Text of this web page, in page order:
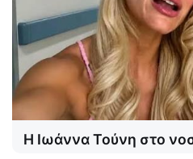
Η Ιωάννα Τούνη στο